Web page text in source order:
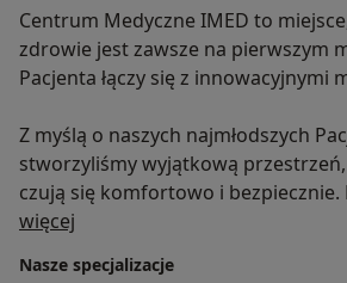
Centrum Medyczne IMED to
zdrowie jest zawsze na pierwszym
Pacjenta łączy się z innowacyjnymi
Z myślą o naszych najmłodszych
stworzyliśmy wyjątkową
czują się komfortowo i bezpiecznie.
znieczuleniu ogólnym, minimalizując
więcej
Nasze specjalizacje